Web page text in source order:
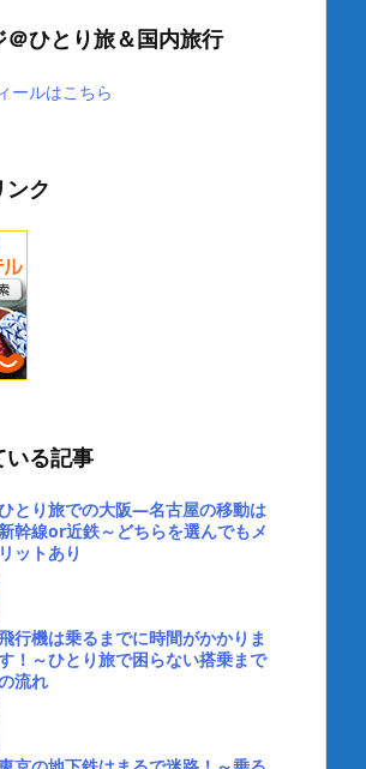
ひとり旅＆国内旅行
ールはこちら
ンク
いる記事
とり旅での大阪―名古屋の移動は
幹線or近鉄～どちらを選んでもメ
リットあり
行機は乗るまでに時間がかかりま
！～ひとり旅で困らない搭乗まで
流れ